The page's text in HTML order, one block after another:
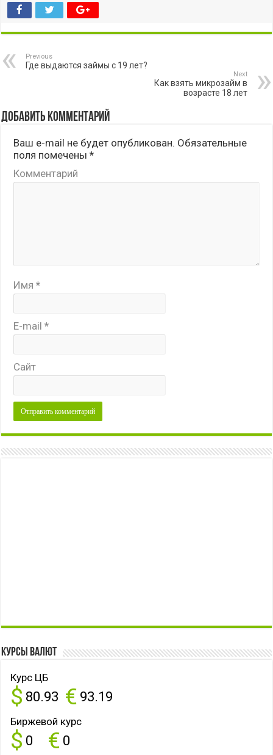
Previous
Где выдаются займы с 19 лет?
Next
Как взять микрозайм в
возрасте 18 лет
Добавить комментарий
Ваш e-mail не будет опубликован. Обязательные
поля помечены*
Комментарий
Имя*
E-mail*
Сайт
Курсы валют
Курс ЦБ
$ 80.93 € 93.19
Биржевой курс
$ 0 € 0